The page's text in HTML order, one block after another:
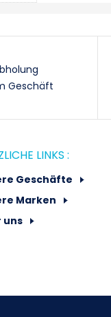
Geschäft
LINKS :
Geschäfte
Marken
uns